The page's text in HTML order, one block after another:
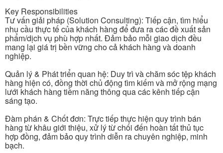
Key Responsibilities
Tư vấn giải pháp (Solution Consulting): Tiếp cận, tìm hiểu
nhu cầu thực tế của khách hàng để đưa ra các đề xuất sản
phẩm/dịch vụ phù hợp nhất. Đảm bảo mỗi giao dịch đều
mang lại giá trị bền vững cho cả khách hàng và doanh
nghiệp.
Quản lý & Phát triển quan hệ: Duy trì và chăm sóc tệp khách
hàng hiện có, đồng thời chủ động tìm kiếm và mở rộng mạng
lưới khách hàng tiềm năng thông qua các kênh tiếp cận
sáng tạo.
Đàm phán & Chốt đơn: Trực tiếp thực hiện quy trình bán
hàng từ khâu giới thiệu, xử lý từ chối đến hoàn tất thủ tục
hợp đồng, đảm bảo quy trình diễn ra chuyên nghiệp, minh
bạch.